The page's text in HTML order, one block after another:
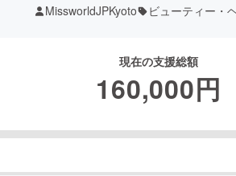
MissworldJPKyoto ビューティー・
現在の支援総額
160,000円